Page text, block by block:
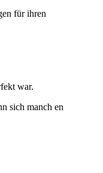
für ihren
war.
sich manch en